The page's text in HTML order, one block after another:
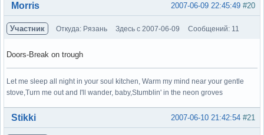
Вне форума #20
2007-06-09 22:45:49
Morris
Участник Откуда: Рязань Здесь с 2007-06-09 Сообщений: 11
Doors-Break on trough
Let me sleep all night in your soul kitchen, Warm my mind near your gentle
stove,Turn me out and I'll wander, baby,Stumblin' in the neon groves
Вне форума #21
2007-06-10 21:42:54
Stikki